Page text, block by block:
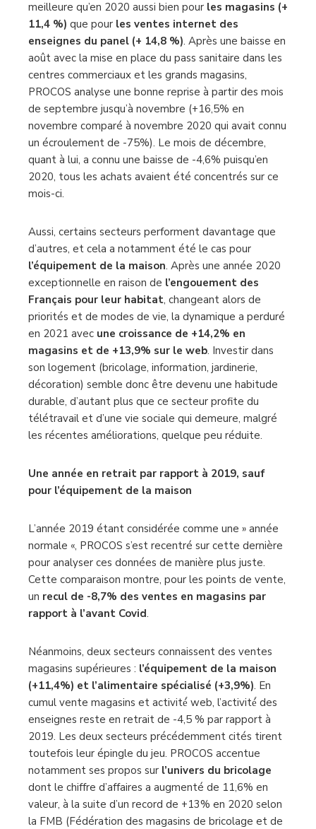
meilleure qu’en 2020 aussi bien pour les magasins (+
11,4 %) que pour les ventes internet des
enseignes du panel (+ 14,8 %). Après une baisse en
août avec la mise en place du pass sanitaire dans les
centres commerciaux et les grands magasins,
PROCOS analyse une bonne reprise à partir des mois
de septembre jusqu’à novembre (+16,5% en
novembre comparé à novembre 2020 qui avait connu
un écroulement de -75%). Le mois de décembre,
quant à lui, a connu une baisse de -4,6% puisqu’en
2020, tous les achats avaient été concentrés sur ce
mois-ci.
Aussi, certains secteurs performent davantage que
d’autres, et cela a notamment été le cas pour
l’équipement de la maison. Après une année 2020
exceptionnelle en raison de l’engouement des
Français pour leur habitat, changeant alors de
priorités et de modes de vie, la dynamique a perduré
en 2021 avec une croissance de +14,2% en
magasins et de +13,9% sur le web. Investir dans
son logement (bricolage, information, jardinerie,
décoration) semble donc être devenu une habitude
durable, d’autant plus que ce secteur profite du
télétravail et d’une vie sociale qui demeure, malgré
les récentes améliorations, quelque peu réduite.
Une année en retrait par rapport à 2019, sauf
pour l’équipement de la maison
L’année 2019 étant considérée comme une » année
normale «, PROCOS s’est recentré sur cette dernière
pour analyser ces données de manière plus juste.
Cette comparaison montre, pour les points de vente,
un recul de -8,7% des ventes en magasins par
rapport à l’avant Covid.
Néanmoins, deux secteurs connaissent des ventes
magasins supérieures : l’équipement de la maison
(+11,4%) et l’alimentaire spécialisé (+3,9%). En
cumul vente magasins et activité́ web, l’activité́ des
enseignes reste en retrait de -4,5 % par rapport à
2019. Les deux secteurs précédemment cités tirent
toutefois leur épingle du jeu. PROCOS accentue
notamment ses propos sur l’univers du bricolage
dont le chiffre d’affaires a augmenté de 11,6% en
valeur, à la suite d’un record de +13% en 2020 selon
la FMB (Fédération des magasins de bricolage et de